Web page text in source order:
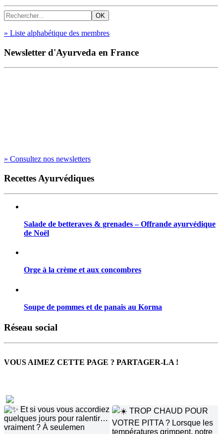
» Liste alphabétique des membres
Newsletter d'Ayurveda en France
» Consultez nos newsletters
Recettes Ayurvédiques
Salade de betteraves & grenades – Offrande ayurvédique
de Noël
Orge à la crème et aux concombres
Soupe de pommes et de panais au Korma
Réseau social
VOUS AIMEZ CETTE PAGE ? PARTAGER-LA !